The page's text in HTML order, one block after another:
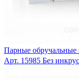
Парные
Арт. 15985 Без